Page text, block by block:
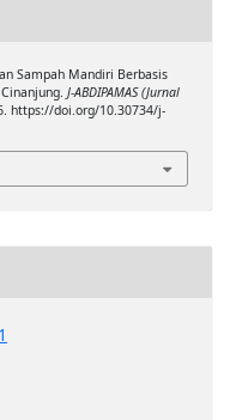
Sampah Mandiri Berbasis
J-ABDIPAMAS (Jurnal
https://doi.org/10.30734/j-